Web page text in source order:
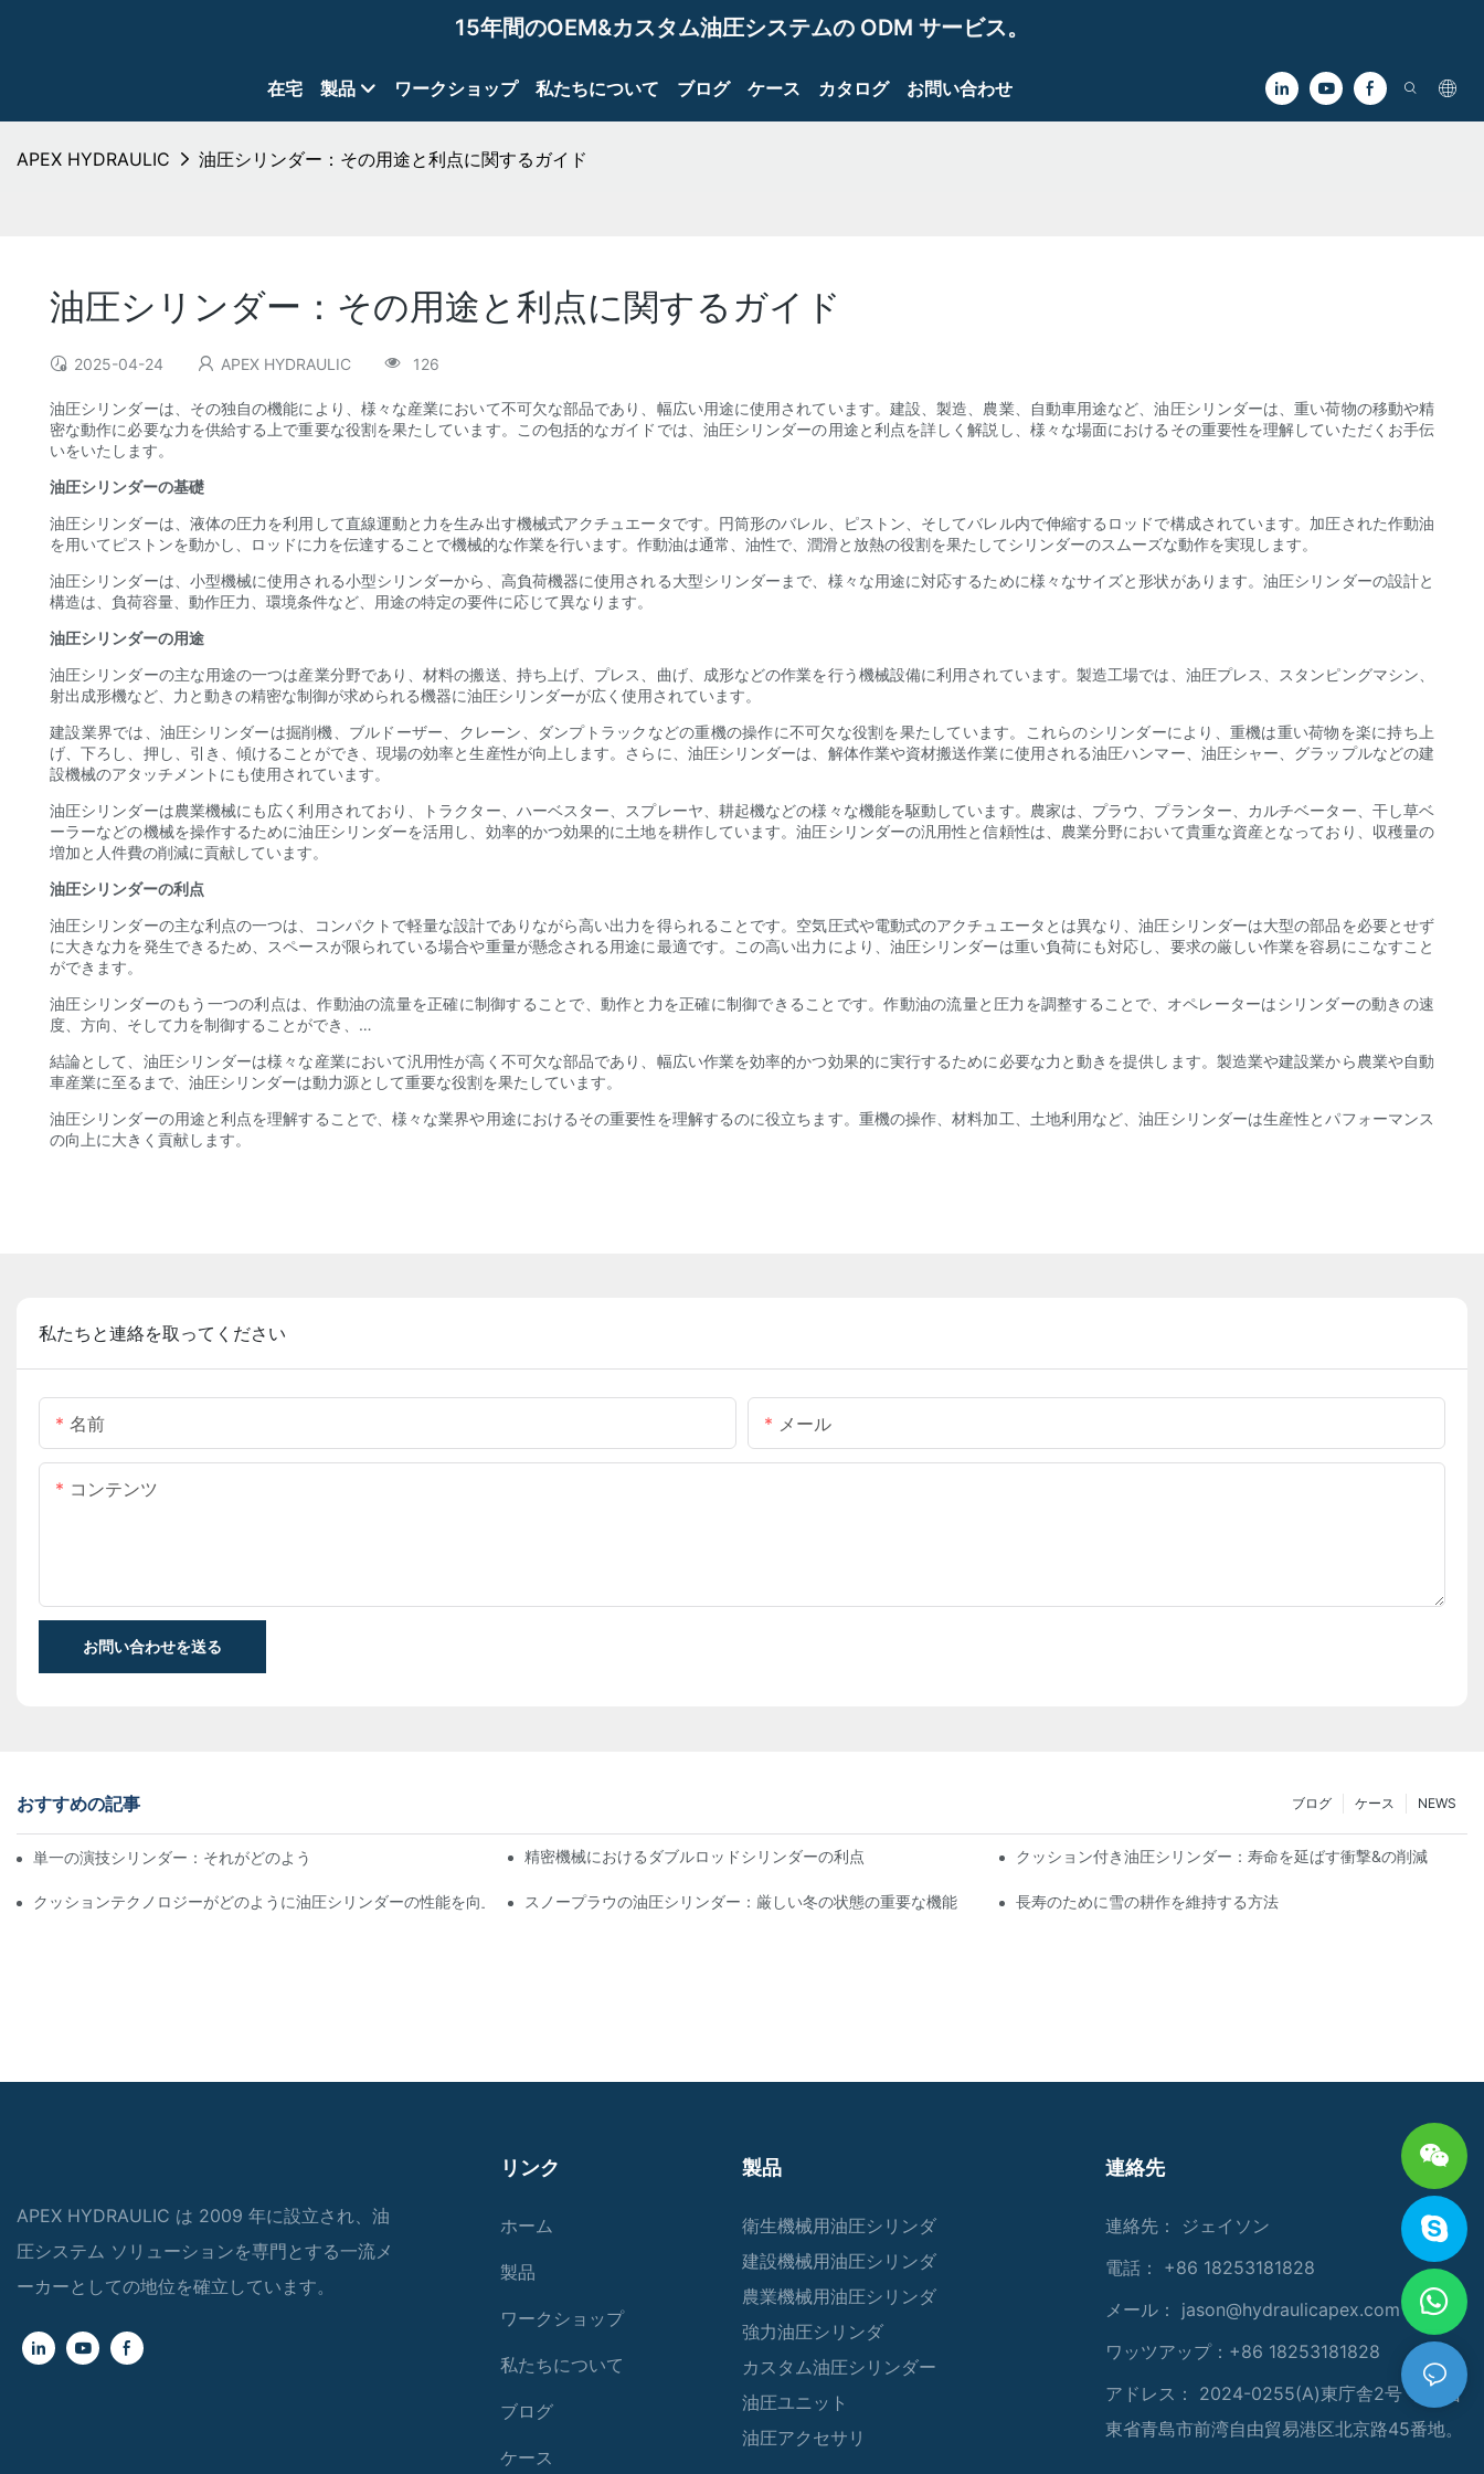
15年間のOEM&カスタム油圧システムの ODM サービス。
在宅 製品 ワークショップ 私たちについて ブログ ケース カタログ お問い合わせ
APEX HYDRAULIC 油圧シリンダー：その用途と利点に関するガイド
油圧シリンダー：その用途と利点に関するガイド
2025-04-24 APEX HYDRAULIC 126
油圧シリンダーは、その独自の機能により、様々な産業において不可欠な部品であり、幅広い用途に使用されています。建設、製造、農業、自動車用途など、油圧シリンダーは、重い荷物の移動や精
密な動作に必要な力を供給する上で重要な役割を果たしています。この包括的なガイドでは、油圧シリンダーの用途と利点を詳しく解説し、様々な場面におけるその重要性を理解していただくお手伝
いをいたします。
油圧シリンダーの基礎
油圧シリンダーは、液体の圧力を利用して直線運動と力を生み出す機械式アクチュエータです。円筒形のバレル、ピストン、そしてバレル内で伸縮するロッドで構成されています。加圧された作動油
を用いてピストンを動かし、ロッドに力を伝達することで機械的な作業を行います。作動油は通常、油性で、潤滑と放熱の役割を果たしてシリンダーのスムーズな動作を実現します。
油圧シリンダーは、小型機械に使用される小型シリンダーから、高負荷機器に使用される大型シリンダーまで、様々な用途に対応するために様々なサイズと形状があります。油圧シリンダーの設計と
構造は、負荷容量、動作圧力、環境条件など、用途の特定の要件に応じて異なります。
油圧シリンダーの用途
油圧シリンダーの主な用途の一つは産業分野であり、材料の搬送、持ち上げ、プレス、曲げ、成形などの作業を行う機械設備に利用されています。製造工場では、油圧プレス、スタンピングマシン、
射出成形機など、力と動きの精密な制御が求められる機器に油圧シリンダーが広く使用されています。
建設業界では、油圧シリンダーは掘削機、ブルドーザー、クレーン、ダンプトラックなどの重機の操作に不可欠な役割を果たしています。これらのシリンダーにより、重機は重い荷物を楽に持ち上
げ、下ろし、押し、引き、傾けることができ、現場の効率と生産性が向上します。さらに、油圧シリンダーは、解体作業や資材搬送作業に使用される油圧ハンマー、油圧シャー、グラップルなどの建
設機械のアタッチメントにも使用されています。
油圧シリンダーは農業機械にも広く利用されており、トラクター、ハーベスター、スプレーヤ、耕起機などの様々な機能を駆動しています。農家は、プラウ、プランター、カルチベーター、干し草ベ
ーラーなどの機械を操作するために油圧シリンダーを活用し、効率的かつ効果的に土地を耕作しています。油圧シリンダーの汎用性と信頼性は、農業分野において貴重な資産となっており、収穫量の
増加と人件費の削減に貢献しています。
油圧シリンダーの利点
油圧シリンダーの主な利点の一つは、コンパクトで軽量な設計でありながら高い出力を得られることです。空気圧式や電動式のアクチュエータとは異なり、油圧シリンダーは大型の部品を必要とせず
に大きな力を発生できるため、スペースが限られている場合や重量が懸念される用途に最適です。この高い出力により、油圧シリンダーは重い負荷にも対応し、要求の厳しい作業を容易にこなすこと
ができます。
油圧シリンダーのもう一つの利点は、作動油の流量を正確に制御することで、動作と力を正確に制御できることです。作動油の流量と圧力を調整することで、オペレーターはシリンダーの動きの速
度、方向、そして力を制御することができ、…
結論として、油圧シリンダーは様々な産業において汎用性が高く不可欠な部品であり、幅広い作業を効率的かつ効果的に実行するために必要な力と動きを提供します。製造業や建設業から農業や自動
車産業に至るまで、油圧シリンダーは動力源として重要な役割を果たしています。
油圧シリンダーの用途と利点を理解することで、様々な業界や用途におけるその重要性を理解するのに役立ちます。重機の操作、材料加工、土地利用など、油圧シリンダーは生産性とパフォーマンス
の向上に大きく貢献します。
私たちと連絡を取ってください
名前 メール
コンテンツ
お問い合わせを送る
おすすめの記事 NEWS
ケース
ブログ
単一の演技シリンダー：それがどのように機能するか&一般的なアプリケーション精密機械におけるダブルロッドシリンダーの利点 クッション付き油圧シリンダー：寿命を延ばす衝撃&の削減
クッションテクノロジーがどのように油圧シリンダーの性能を向上させるかスノープラウの油圧シリンダー：厳しい冬の状態の重要な機能 長寿のために雪の耕作を維持する方法
APEX HYDRAULIC は 2009 年に設立され、油
圧システム ソリューションを専門とする一流メ
ーカーとしての地位を確立しています。
リンク
ホーム
製品
ワークショップ
私たちについて
ブログ
ケース
製品
衛生機械用油圧シリンダ
建設機械用油圧シリンダ
農業機械用油圧シリンダ
強力油圧シリンダ
カスタム油圧シリンダー
油圧ユニット
油圧アクセサリ
連絡先
連絡先： ジェイソン
電話： +86 18253181828
メール： jason@hydraulicapex.com
ワッツアップ：+86 18253181828
アドレス： 2024-0255(A)東庁舎2号 中国山
東省青島市前湾自由貿易港区北京路45番地。